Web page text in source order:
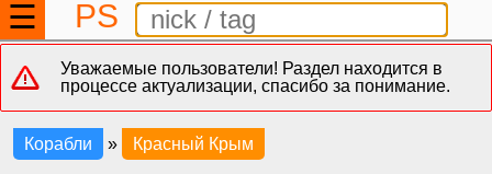
☰ PS
Уважаемые пользователи! Раздел находится в
процессе актуализации, спасибо за понимание.
Корабли » Красный Крым